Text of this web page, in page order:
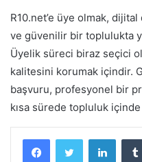
R10.net’e üye olmak,
ve güvenilir bir toplulukta
Üyelik süreci biraz seçici
kalitesini korumak içindir.
başvuru, profesyonel bir
kısa sürede topluluk